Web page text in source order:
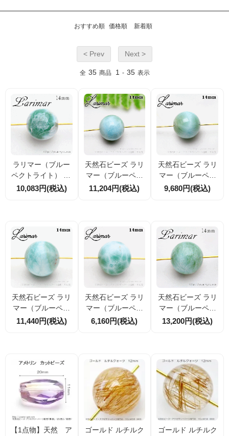
おすすめ順 価格順 新着順
< Prev Next >
全 35 商品 1 - 35 表示
ラリマー（ブルー
ペクトライト） 14
mm 1点物（26354
10,083円(税込)
天然石ビーズ ラリ
マー（ブルーペク
トライト） 14mm
11,204円(税込)
天然石ビーズ ラリ
マー（ブルーペク
トライト） 14mm
9,680円(税込)
天然石ビーズ ラリ
マー（ブルーペク
トライト）14mm
11,440円(税込)
天然石ビーズ ラリ
マー（ブルーペク
トライト） 14mm
6,160円(税込)
天然石ビーズ ラリ
マー（ブルーペク
トライト） 14mm
13,200円(税込)
【1点物】天然 ア
ゴールド ルチルク
ゴールド ルチルク